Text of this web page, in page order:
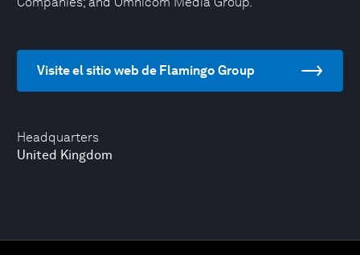
Headquarters
United Kingdom
Visite el sitio web de Flamingo Group